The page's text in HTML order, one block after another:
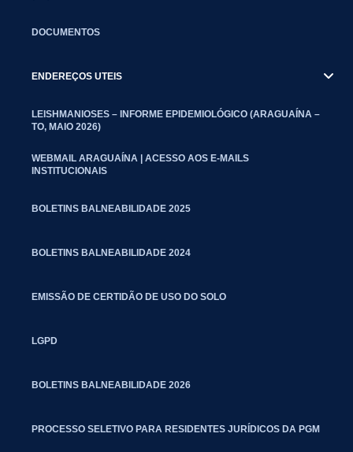
DOCUMENTOS
ENDEREÇOS UTEIS
LEISHMANIOSES – INFORME EPIDEMIOLÓGICO (ARAGUAÍNA –
TO, MAIO 2026)
WEBMAIL ARAGUAÍNA | ACESSO AOS E-MAILS
INSTITUCIONAIS
BOLETINS BALNEABILIDADE 2025
BOLETINS BALNEABILIDADE 2024
EMISSÃO DE CERTIDÃO DE USO DO SOLO
LGPD
BOLETINS BALNEABILIDADE 2026
PROCESSO SELETIVO PARA RESIDENTES JURÍDICOS DA PGM